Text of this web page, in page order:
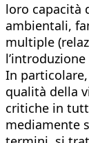
loro capacità
ambientali,
multiple
In
qualità della
critiche in
mediamente